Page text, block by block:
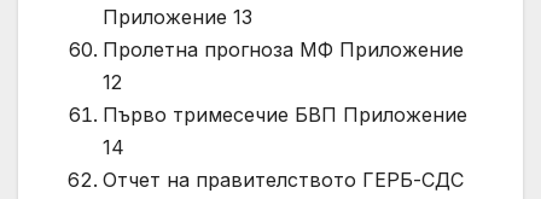
Приложение 13
Пролетна прогноза МФ Приложение
12
Първо тримесечие БВП Приложение
14
Отчет на правителството ГЕРБ-СДС